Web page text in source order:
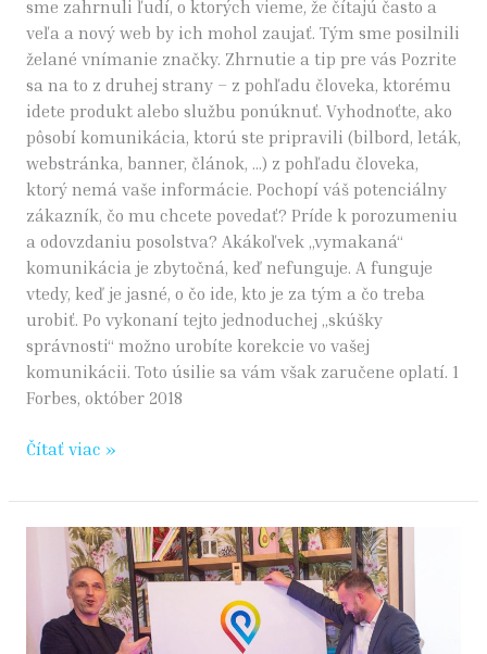
sme zahrnuli ľudí, o ktorých vieme, že čítajú často a
veľa a nový web by ich mohol zaujať. Tým sme posilnili
želané vnímanie značky. Zhrnutie a tip pre vás Pozrite
sa na to z druhej strany – z pohľadu človeka, ktorému
idete produkt alebo službu ponúknuť. Vyhodnoťte, ako
pôsobí komunikácia, ktorú ste pripravili (bilbord, leták,
webstránka, banner, článok, …) z pohľadu človeka,
ktorý nemá vaše informácie. Pochopí váš potenciálny
zákazník, čo mu chcete povedať? Príde k porozumeniu
a odovzdaniu posolstva? Akákoľvek „vymakaná“
komunikácia je zbytočná, keď nefunguje. A funguje
vtedy, keď je jasné, o čo ide, kto je za tým a čo treba
urobiť. Po vykonaní tejto jednoduchej „skúšky
správnosti“ možno urobíte korekcie vo vašej
komunikácii. Toto úsilie sa vám však zaručene oplatí. 1
Forbes, október 2018
Čítať viac »
PRONEA:
vznikal
názov
školy